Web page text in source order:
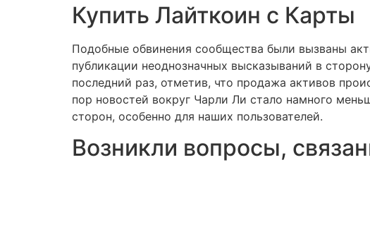
Купить Лайткоин с Карты
Подобные обвинения сообщества были вызваны
публикации неоднозначных высказываний в
последний раз, отметив, что продажа активов
пор новостей вокруг Чарли Ли стало намного
сторон, особенно для наших пользователей.
Возникли вопросы,